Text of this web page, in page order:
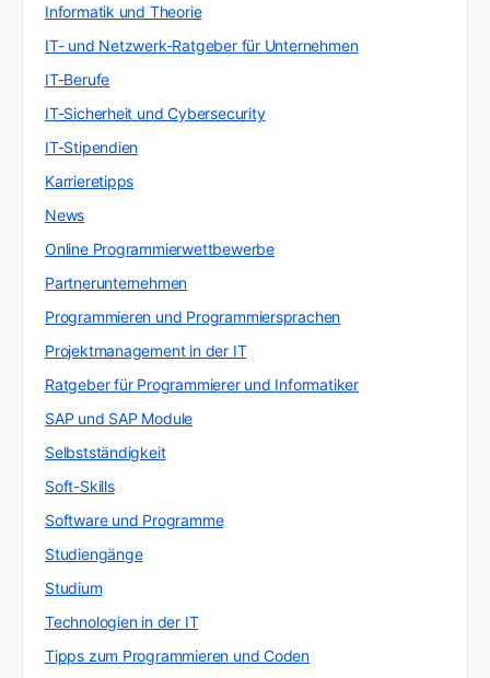
Informatik und Theorie
IT- und Netzwerk-Ratgeber für Unternehmen
IT-Berufe
IT-Sicherheit und Cybersecurity
IT-Stipendien
Karrieretipps
News
Online Programmierwettbewerbe
Partnerunternehmen
Programmieren und Programmiersprachen
Projektmanagement in der IT
Ratgeber für Programmierer und Informatiker
SAP und SAP Module
Selbstständigkeit
Soft-Skills
Software und Programme
Studiengänge
Studium
Technologien in der IT
Tipps zum Programmieren und Coden